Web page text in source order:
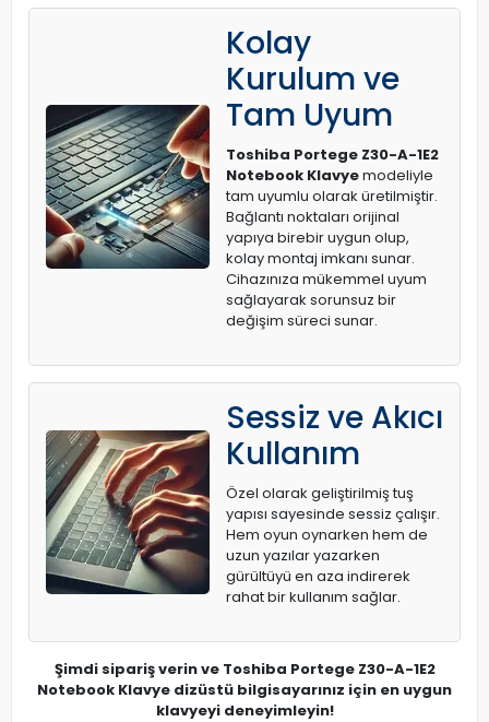
Kolay
Kurulum ve
Tam Uyum
Toshiba Portege Z30-A-1E2
Notebook Klavyemodeliyle
tam uyumlu olarak üretilmiştir.
Bağlantı noktaları orijinal
yapıya birebir uygun olup,
kolay montaj imkanı sunar.
Cihazınıza mükemmel uyum
sağlayarak sorunsuz bir
değişim süreci sunar.
Sessiz ve Akıcı
Kullanım
Özel olarak geliştirilmiş tuş
yapısı sayesinde sessiz çalışır.
Hem oyun oynarken hem de
uzun yazılar yazarken
gürültüyü en aza indirerek
rahat bir kullanım sağlar.
Şimdi sipariş verin ve Toshiba Portege Z30-A-1E2
Notebook Klavye dizüstü bilgisayarınız için en uygun
klavyeyi deneyimleyin!